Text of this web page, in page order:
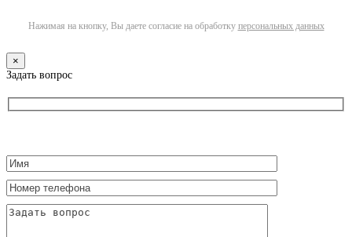
Нажимая на кнопку, Вы даете согласие на обработку персональных данных
×
Задать вопрос